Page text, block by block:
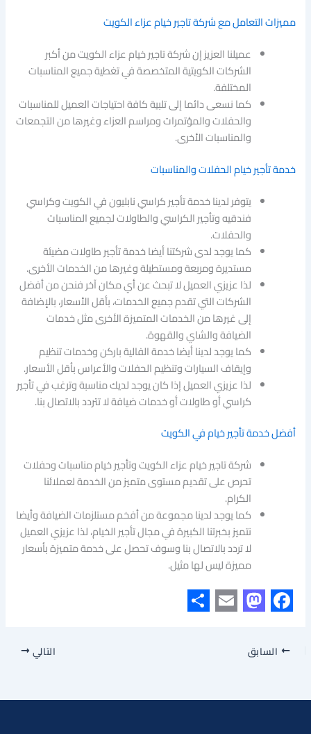
مميزات التعامل مع شركة تاجير خيام عزاء الكويت
عميلنا العزيز إن شركة تاجير خيام عزاء الكويت من أكبر
الشركات الكويتية المتخصصة في تغطية جميع المناسبات
المختلفة.
كما نسعى دائما إلى تلبية كافة احتياجات العميل للمناسبات
والحفلات والمؤتمرات ومراسم العزاء وغيرها من التجمعات
والمناسبات الأخرى.
خدمة تأجير خيام الحفلات والمناسبات
يتوفر لدينا خدمة تأجير كراسي نابليون في الكويت وكراسي
فندقيه وتأجير الكراسي والطاولات لجميع المناسبات
والحفلات.
كما يوجد لدى شركتنا أيضا خدمة تأجير طاولات مضيئة
مستديرة ومربعة ومستطيلة وغيرها من الخدمات الأخرى.
لذا عزيزي العميل لا تبحث عن أي مكان آخر فنحن من أفضل
الشركات التي تقدم جميع الخدمات، بأقل الأسعار، بالإضافة
إلى غيرها من الخدمات المتميزة الأخرى مثل خدمات
الضيافة والشاي والقهوة.
كما يوجد لدينا أيضا خدمة الفالية باركن وخدمات تنظيم
وإيقاف السيارات وتنظيم الحفلات والأعراس بأقل الأسعار.
لذا عزيزي العميل إذا كان يوجد لديك مناسبة وترغب في تأجير
كراسي أو طاولات أو خدمات ضيافة لا تتردد بالاتصال بنا.
أفضل خدمة تأجير خيام في الكويت
شركة تاجير خيام عزاء الكويت وتأجير خيام مناسبات وحفلات
تحرص على تقديم مستوى متميز من الخدمة لعملائنا
الكرام.
كما يوجد لدينا مجموعة من أفخم مستلزمات الضيافة وأيضا
نتميز بخبرتنا الكبيرة في مجال تأجير الخيام، لذا عزيزي العميل
لا تردد بالاتصال بنا وسوف تحصل على خدمة متميزة بأسعار
مميزة ليس لها مثيل.
F
a
e
b
M
a
s
t
o
E
i
l
S
r
e
السابق التالي